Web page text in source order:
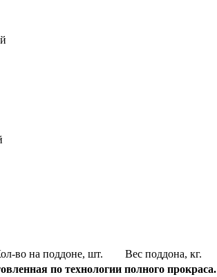
во на поддоне, шт.
Вес поддона, кг.
по технологии полного прокраса.